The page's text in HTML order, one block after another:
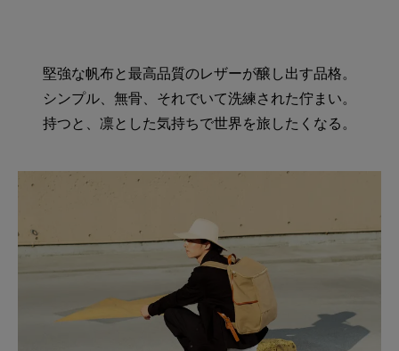
堅強な帆布と最高品質のレザーが醸し出す品格。
シンプル、無骨、それでいて洗練された佇まい。
持つと、凛とした気持ちで世界を旅したくなる。